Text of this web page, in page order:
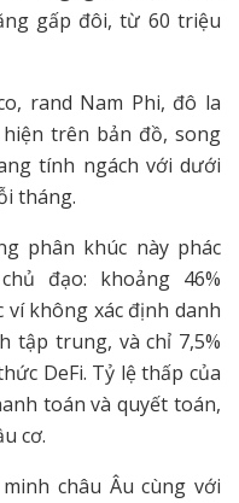
gấp đôi, từ 60 triệu
rand Nam Phi, đô la
trên bản đồ, song
tính ngách với dưới
tháng.
phân khúc này phác
đạo: khoảng 46%
không xác định danh
tập trung, và chỉ 7,5%
DeFi. Tỷ lệ thấp của
toán và quyết toán,
cơ.
châu Âu cùng với